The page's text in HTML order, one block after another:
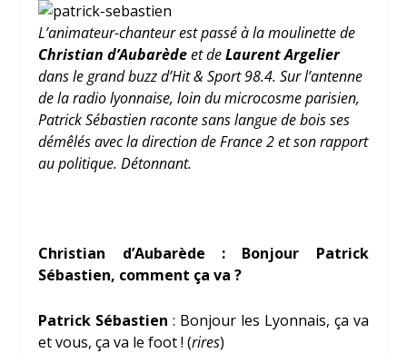
L’animateur-chanteur est passé à la moulinette de
Christian d’Aubarèdeet deLaurent Argelier
dans le grand buzz d’Hit & Sport 98.4. Sur l’antenne
de la radio lyonnaise, loin du microcosme parisien,
Patrick Sébastien raconte sans langue de bois ses
démêlés avec la direction de France 2 et son rapport
au politique. Détonnant.
Christian d’Aubarède : Bonjour Patrick
Sébastien, comment ça va ?
Patrick Sébastien : Bonjour les Lyonnais, ça va
et vous, ça va le foot ! (rires)